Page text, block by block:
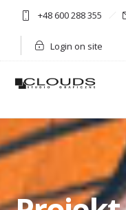
+48 600 288 355
Login on site